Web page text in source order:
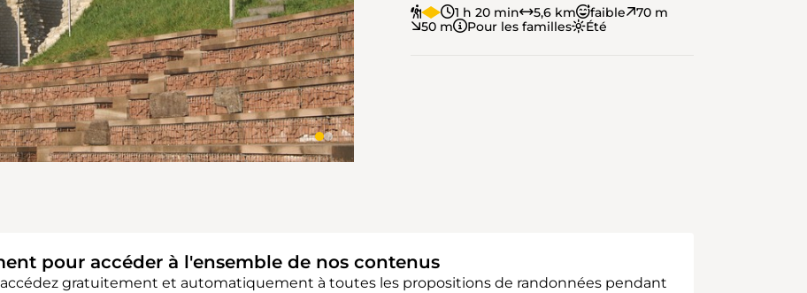
1 h 20 min 5,6 km faible
70 m
50 m
Pour les familles Été
pour accéder à l'ensemble de nos contenus
gratuitement et automatiquement à toutes les propositions de randonnées pendant